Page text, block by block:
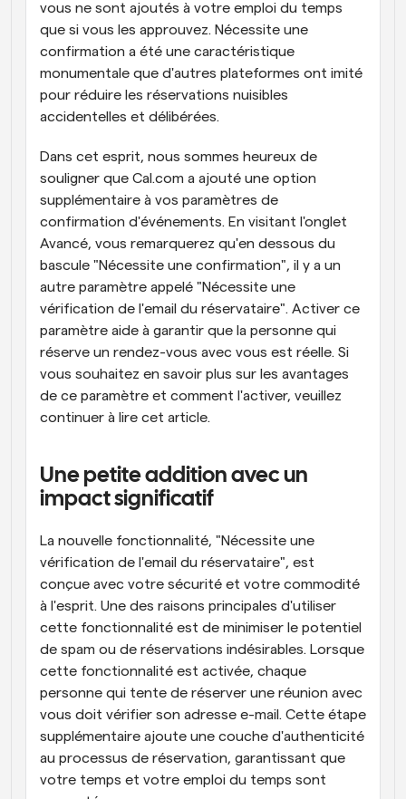
vous ne sont ajoutés à votre emploi du temps
que si vous les approuvez. Nécessite une
confirmation a été une caractéristique
monumentale que d'autres plateformes ont imité
pour réduire les réservations nuisibles
accidentelles et délibérées.
Dans cet esprit, nous sommes heureux de
souligner que Cal.com a ajouté une option
supplémentaire à vos paramètres de
confirmation d'événements. En visitant l'onglet
Avancé, vous remarquerez qu'en dessous du
bascule "Nécessite une confirmation", il y a un
autre paramètre appelé "Nécessite une
vérification de l'email du réservataire". Activer ce
paramètre aide à garantir que la personne qui
réserve un rendez-vous avec vous est réelle. Si
vous souhaitez en savoir plus sur les avantages
de ce paramètre et comment l'activer, veuillez
continuer à lire cet article.
Une petite addition avec un
impact significatif
La nouvelle fonctionnalité, "Nécessite une
vérification de l'email du réservataire", est
conçue avec votre sécurité et votre commodité
à l'esprit. Une des raisons principales d'utiliser
cette fonctionnalité est de minimiser le potentiel
de spam ou de réservations indésirables. Lorsque
cette fonctionnalité est activée, chaque
personne qui tente de réserver une réunion avec
vous doit vérifier son adresse e-mail. Cette étape
supplémentaire ajoute une couche d'authenticité
au processus de réservation, garantissant que
votre temps et votre emploi du temps sont